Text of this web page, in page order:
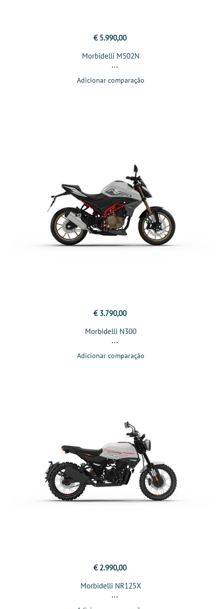
€ 5.990,00
Morbidelli M502N
Adicionar comparação
€ 3.790,00
Morbidelli N300
Adicionar comparação
€ 2.990,00
Morbidelli NR125X